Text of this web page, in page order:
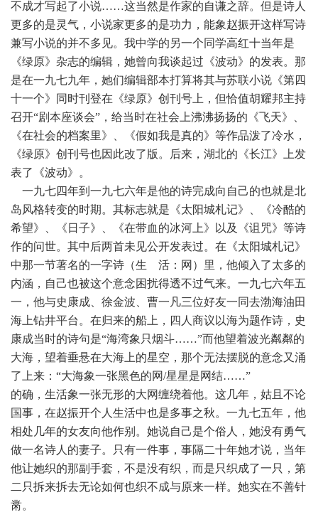
不成才写起了小说……这当然是作家的自谦之辞。但是诗人
更多的是灵气，小说家更多的是功力，能象赵振开这样写诗
兼写小说的并不多见。我中学的另一个同学高红十当年是
《绿原》杂志的编辑，她曾向我谈起过《波动》的发表。那
是在一九七九年，她们编辑部本打算将其与苏联小说《第四
十一个》同时刊登在《绿原》创刊号上，但恰值胡耀邦主持
召开“剧本座谈会”，给当时在社会上沸沸扬扬的《飞天》、
《在社会的档案里》、《假如我是真的》等作品泼了冷水，
《绿原》创刊号也因此改了版。后来，湖北的《长江》上发
表了《波动》。
 一九七四年到一九七六年是他的诗完成向自己的也就是北
岛风格转变的时期。其标志就是《太阳城札记》、《冷酷的
希望》、《日子》、《在带血的冰河上》以及《诅咒》等诗
作的问世。其中后两首未见公开发表过。在《太阳城札记》
中那一节著名的一字诗（生 活：网）里，他倾入了太多的
内涵，自己也被这个意念困扰得透不过气来。一九七六年五
一，他与史康成、徐金波、曹一凡三位好友一同去渤海油田
海上钻井平台。在归来的船上，四人商议以海为题作诗，史
康成当时的诗句是“海湾象只烟斗……”而他望着波光粼粼的
大海，望着垂悬在大海上的星空，那个无法摆脱的意念又涌
了上来：“大海象一张黑色的网/星星是网结……”
的确，生活象一张无形的大网缠绕着他。这几年，姑且不论
国事，在赵振开个人生活中也是多事之秋。一九七五年，他
相处几年的女友向他作别。她说自己是个俗人，她没有勇气
做一名诗人的妻子。只有一件事，事隔二十年她才说，当年
他让她织的那副手套，不是没有织，而是只织成了一只，第
二只拆来拆去无论如何也织不成与原来一样。她实在不善针
黹。